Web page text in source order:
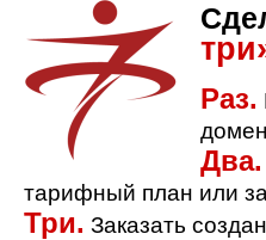
Раз.
Два.
тарифный план или
Три. Заказать